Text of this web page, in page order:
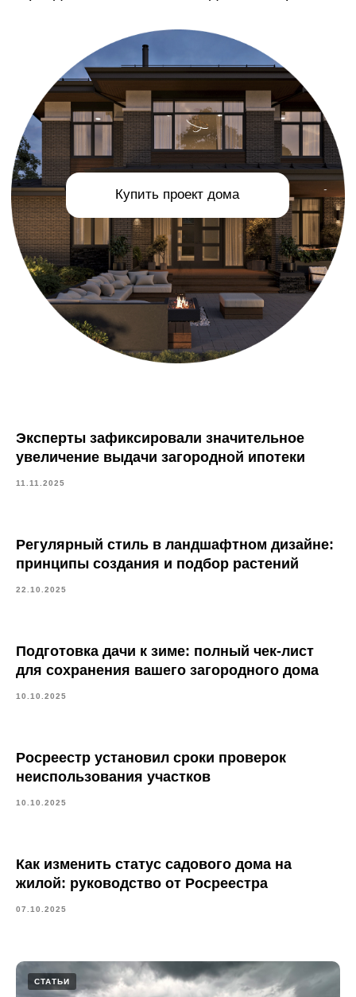
Эксперты зафиксировали значительное
увеличение выдачи загородной ипотеки
11.11.2025
Регулярный стиль в ландшафтном дизайне:
принципы создания и подбор растений
22.10.2025
Подготовка дачи к зиме: полный чек-лист
для сохранения вашего загородного дома
10.10.2025
Росреестр установил сроки проверок
неиспользования участков
10.10.2025
Как изменить статус садового дома на
жилой: руководство от Росреестра
07.10.2025
СТАТЬИ